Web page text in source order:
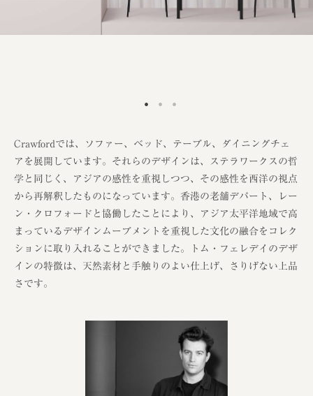
Crawfordでは、ソファー、ベッド、テーブル、ダイニングチェ
アを展開しています。それらのデザインは、ステラワークスの哲
学と同じく、アジアの感性を重視しつつ、その感性を西洋の視点
から再解釈したものになっています。香港の老舗デパート、レー
ン・クロフォードと協働したことにより、アジア太平洋地域で高
まっているデザインムーブメントを重視した文化の融合をコレク
ションに取り入れることができました。トム・フェレデイのデザ
インの特徴は、天然素材と手触りのよい仕上げ、さりげない上品
さです。